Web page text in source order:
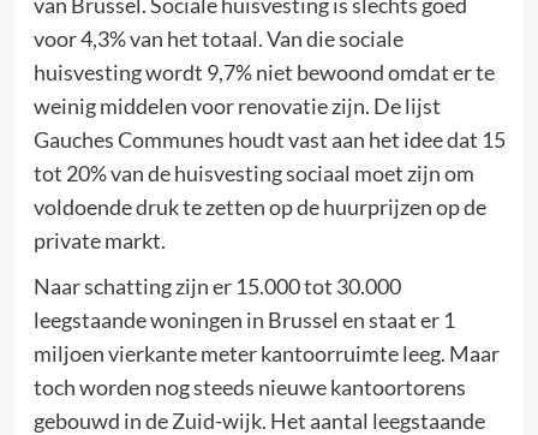
voor 4,3% van het totaal. Van die sociale
huisvesting wordt 9,7% niet bewoond omdat er te
weinig middelen voor renovatie zijn. De lijst
Gauches Communes houdt vast aan het idee dat 15
tot 20% van de huisvesting sociaal moet zijn om
voldoende druk te zetten op de huurprijzen op de
private markt.
Naar schatting zijn er 15.000 tot 30.000
leegstaande woningen in Brussel en staat er 1
miljoen vierkante meter kantoorruimte leeg. Maar
toch worden nog steeds nieuwe kantoortorens
gebouwd in de Zuid-wijk. Het aantal leegstaande